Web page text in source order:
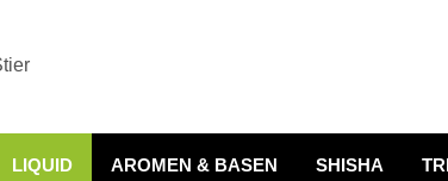
LIQUID AROMEN & BASEN SHISHA